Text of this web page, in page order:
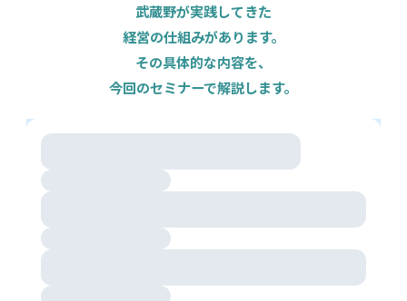
武蔵野が実践してきた
経営の仕組みがあります。
その具体的な内容を、
今回のセミナーで解説します。